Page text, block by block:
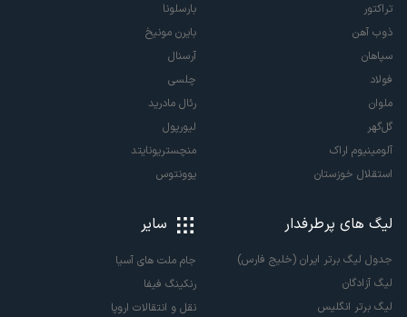
تراکتور
ذوب آهن
سپاهان
فولاد
ملوان
گل‌گهر
آلومینیوم اراک
استقلال خوزستان
بارسلونا
بایرن مونیخ
آرسنال
چلسی
رئال مادرید
لیورپول
منچستریونایتد
یوونتوس
لیگ های پرطرفدار
جدول لیگ برتر ایران (خلیج فارس)
لیگ آزادگان
لیگ برتر انگلیس
سایر
جام ملت های آسیا
رنکینگ فیفا
نقل و انتقالات اروپا